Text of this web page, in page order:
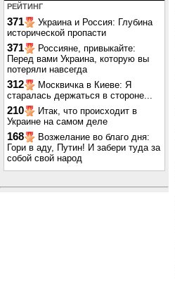
РЕЙТИНГ
371
Украина и Россия: Глубина
исторической пропасти
371
Россияне, привыкайте:
Перед вами Украина, которую вы
потеряли навсегда
312
Москвичка в Киеве: Я
старалась держаться в стороне...
210
Итак, что происходит в
Украине на самом деле
168
Возжелание во благо дня:
Гори в аду, Путин! И забери туда за
собой свой народ